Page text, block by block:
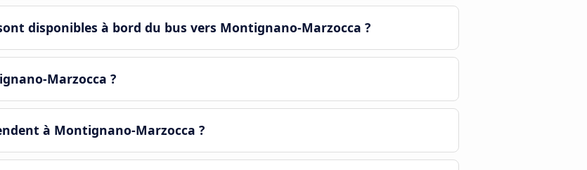
disponibles à bord du bus vers Montignano-Marzocca ?
Marzocca ?
à Montignano-Marzocca ?